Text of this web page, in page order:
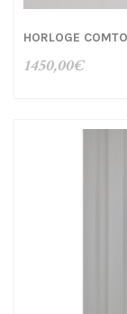
HORLOGE
1450,00€